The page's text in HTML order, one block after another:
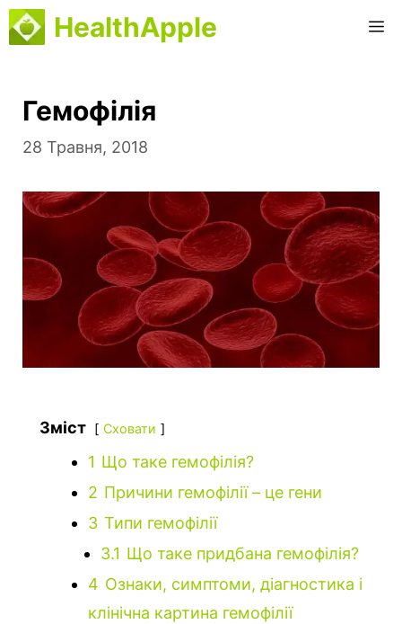
Перейти
до
HealthApple
Гемофілія
28 Травня, 2018
Зміст Сховати
1 Що таке гемофілія?
2 Причини гемофілії – це гени
3 Типи гемофілії
3.1 Що таке придбана гемофілія?
4 Ознаки, симптоми, діагностика і
клінічна картина гемофілії